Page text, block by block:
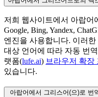
저희 웹사이트에서 아랍어
Google, Bing, Yandex,
엔진을 사용합니다. 이러
대상 언어에 따라 자동 번
랫폼(lufe.ai) 브라우저 확장
있습니다.
아랍어에서 그리스어(으)로 번